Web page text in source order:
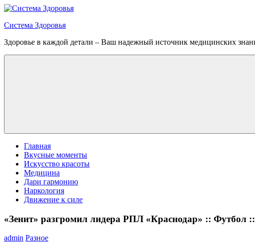
Перейти
содержимому
Система Здоровья
Здоровье в каждой детали – Ваш надежный источник медицинских
Меню
Главная
Вкусные моменты
Искусство красоты
Медицина
Дари гармонию
Наркология
Движение к силе
«Зенит» разгромил лидера РПЛ «Краснодар» :: Футбол
admin Разное